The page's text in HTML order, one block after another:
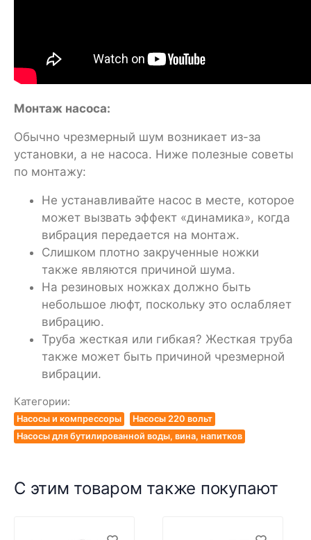
Монтаж насоса:
Обычно чрезмерный шум возникает из-за
установки, а не насоса. Ниже полезные советы
по монтажу:
Не устанавливайте насос в месте, которое
может вызвать эффект «динамика», когда
вибрация передается на монтаж.
Слишком плотно закрученные ножки
также являются причиной шума.
На резиновых ножках должно быть
небольшое люфт, поскольку это ослабляет
вибрацию.
Труба жесткая или гибкая? Жесткая труба
также может быть причиной чрезмерной
вибрации.
Категории:
Насосы и компрессоры
Насосы 220 вольт
Насосы для бутилированной воды, вина, напитков
С этим товаром также покупают